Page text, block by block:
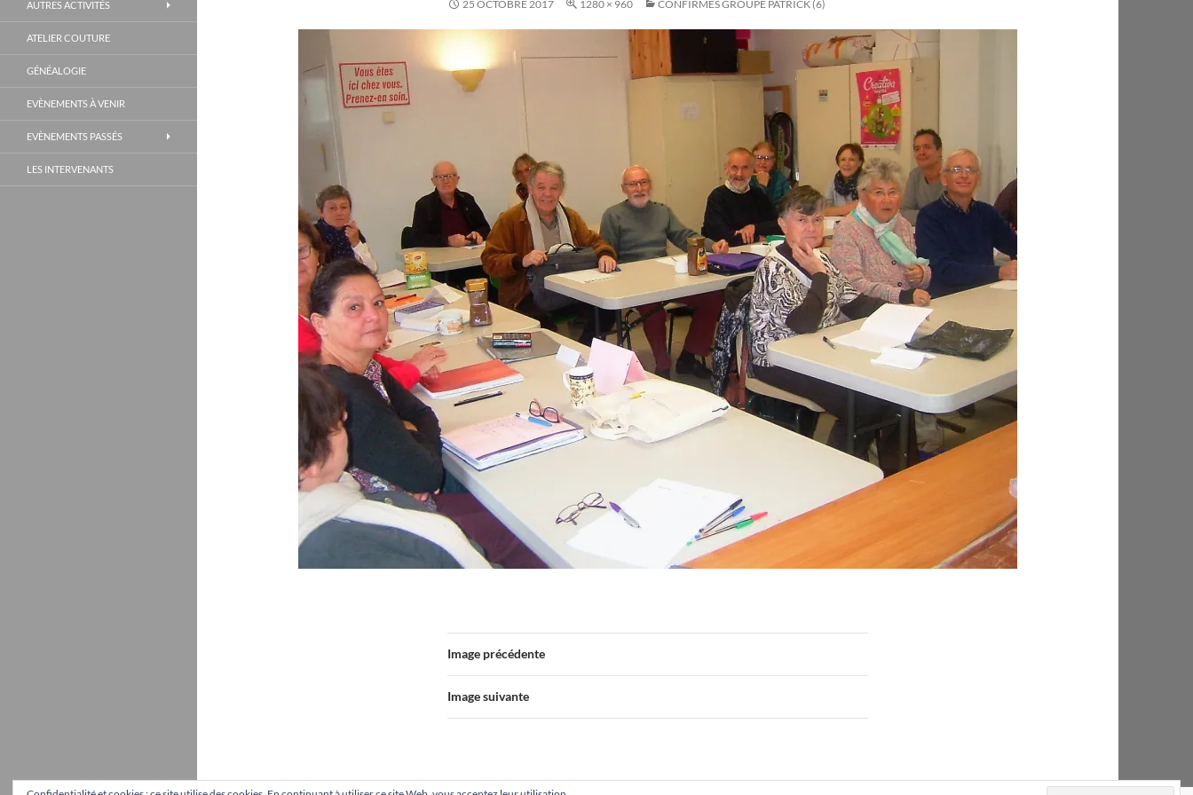
25 OCTOBRE 2017 1280 × 960 CONFIRMÉS GROUPE PATRICK (6)
Image précédente
Image suivante
AUTRES ACTIVITÉS
ATELIER COUTURE
GÉNÉALOGIE
EVÈNEMENTS À VENIR
EVÈNEMENTS PASSÉS
LES INTERVENANTS